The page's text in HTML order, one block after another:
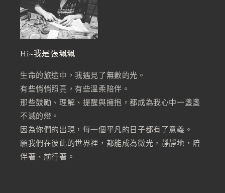
Hi~我是張珮珮
生命的旅途中，我遇見了無數的光。
有些悄悄照亮，有些溫柔陪伴。
那些鼓勵、理解、提醒與擁抱，都成為我心中一盞盞
不滅的燈。
因為你們的出現，每一個平凡的日子都有了意義。
願我們在彼此的世界裡，都能成為微光，靜靜地，陪
伴著、前行著。